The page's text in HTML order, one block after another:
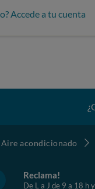
Accede a tu cuenta
acondicionado
Reclama!
De L a J de 9 a 18 h